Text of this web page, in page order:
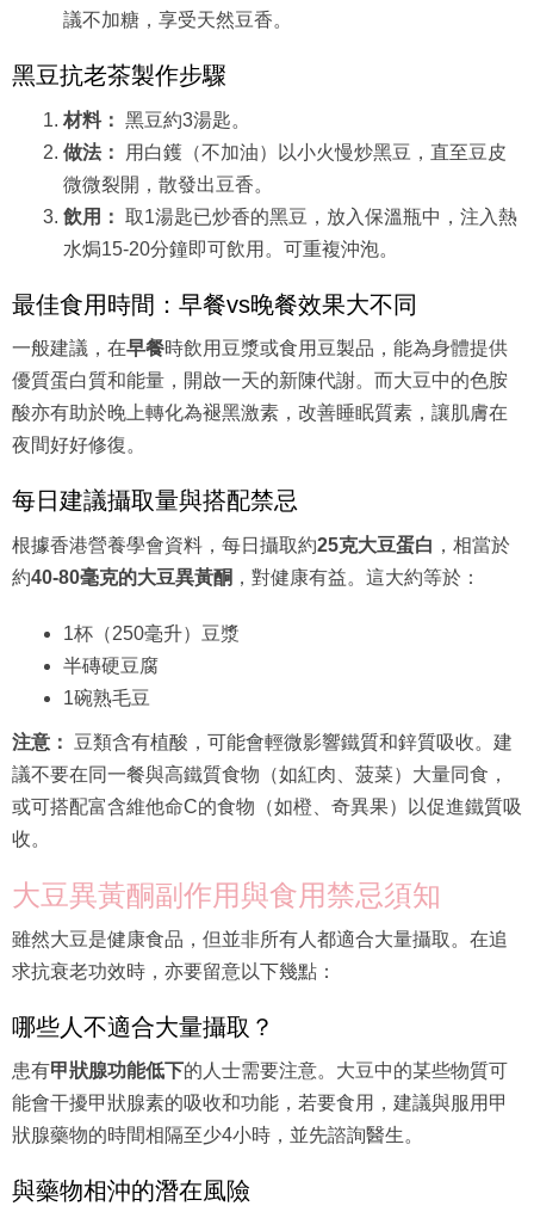
議不加糖，享受天然豆香。
黑豆抗老茶製作步驟
材料： 黑豆約3湯匙。
做法：
用白鑊（不加油）以小火慢炒黑豆，直至豆皮
微微裂開，散發出豆香。
飲用： 取1湯匙已炒香的黑豆，放入保溫瓶中，注入熱
水焗15-20分鐘即可飲用。可重複沖泡。
最佳食用時間：早餐vs晚餐效果大不同
一般建議，在早餐時飲用豆漿或食用豆製品，能為身體提供
優質蛋白質和能量，開啟一天的新陳代謝。而大豆中的色胺
酸亦有助於晚上轉化為褪黑激素，改善睡眠質素，讓肌膚在
夜間好好修復。
每日建議攝取量與搭配禁忌
根據香港營養學會資料，每日攝取約25克大豆蛋白 ，相當於
約40-80毫克的大豆異黃酮 ，對健康有益。這大約等於：
1杯（250毫升）豆漿
半磚硬豆腐
1碗熟毛豆
注意：
豆類含有植酸，可能會輕微影響鐵質和鋅質吸收。建
議不要在同一餐與高鐵質食物（如紅肉、菠菜）大量同食，
或可搭配富含維他命C的食物（如橙、奇異果）以促進鐵質吸
收。
大豆異黃酮副作用與食用禁忌須知
雖然大豆是健康食品，但並非所有人都適合大量攝取。在追
求抗衰老功效時，亦要留意以下幾點：
哪些人不適合大量攝取？
患有甲狀腺功能低下的人士需要注意。大豆中的某些物質可
能會干擾甲狀腺素的吸收和功能，若要食用，建議與服用甲
狀腺藥物的時間相隔至少4小時，並先諮詢醫生。
與藥物相沖的潛在風險